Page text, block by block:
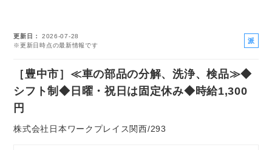
求人を探す
お気軽にご相談ください
更新日
2026-07-28
※更新日時点の最新情報です
派
［豊中市］≪車の部品の分解、洗浄、検品≫◆
シフト制◆日曜・祝日は固定休み◆時給1,300
円
株式会社日本ワークプレイス関西/293